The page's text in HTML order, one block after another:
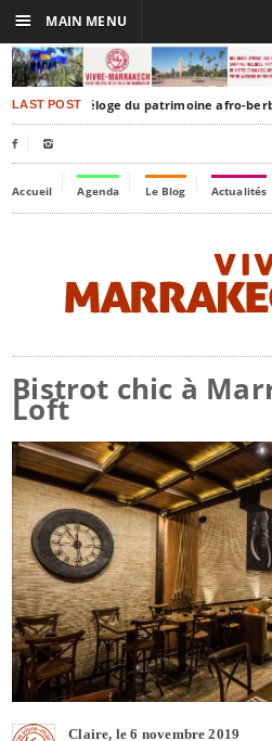
LAST POST
Timbuktu : éloge du patrimoine afro-
 
Accueil Agenda Le Blog Actualités
Bistrot chic à
Loft
Claire, le 6 novembre 2019
☰ MAIN MENU